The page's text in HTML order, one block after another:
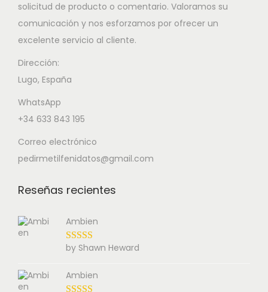
solicitud de producto o comentario. Valoramos su
comunicación y nos esforzamos por ofrecer un
excelente servicio al cliente.
Dirección:
Lugo, España
WhatsApp
+34 633 843 195
Correo electrónico
pedirmetilfenidatos@gmail.com
Reseñas recientes
Ambien
by Shawn Heward
Ambien